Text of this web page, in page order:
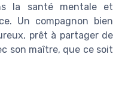
la santé mentale et
Un compagnon bien
prêt à partager de
son maître, que ce soit